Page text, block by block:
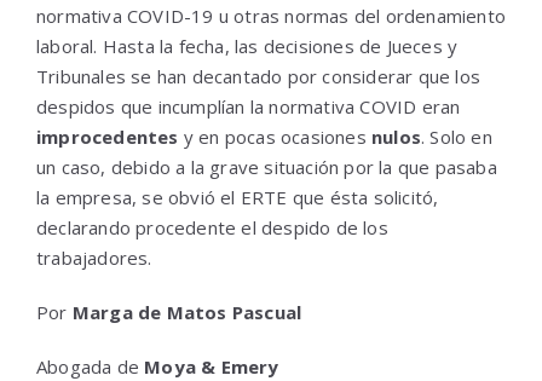
normativa COVID-19 u otras normas del ordenamiento
laboral. Hasta la fecha, las decisiones de Jueces y
Tribunales se han decantado por considerar que los
despidos que incumplían la normativa COVID eran
improcedentes y en pocas ocasiones nulos. Solo en
un caso, debido a la grave situación por la que pasaba
la empresa, se obvió el ERTE que ésta solicitó,
declarando procedente el despido de los
trabajadores.
Por Marga de Matos Pascual
Abogada de Moya & Emery